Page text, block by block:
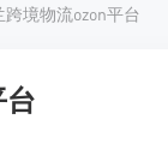
境物流ozon平台